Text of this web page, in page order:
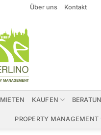
Über uns Kontakt
MIETEN KAUFEN
PROPERTY MANAGEMENT